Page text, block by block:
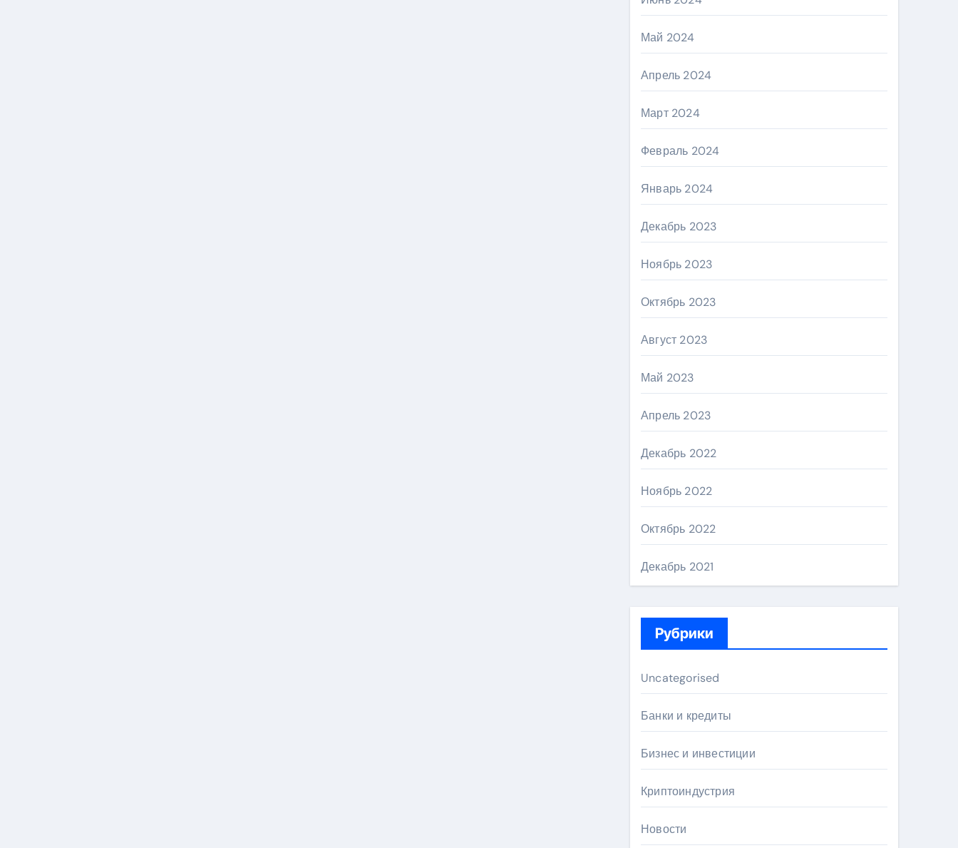
Май 2024
Апрель 2024
Март 2024
Февраль 2024
Январь 2024
Декабрь 2023
Ноябрь 2023
Октябрь 2023
Август 2023
Май 2023
Апрель 2023
Декабрь 2022
Ноябрь 2022
Октябрь 2022
Декабрь 2021
Рубрики
Uncategorised
Банки и кредиты
Бизнес и инвестиции
Криптоиндустрия
Новости